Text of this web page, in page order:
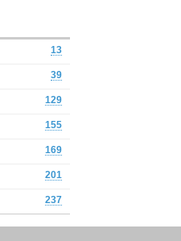
13
39
129
155
169
201
237